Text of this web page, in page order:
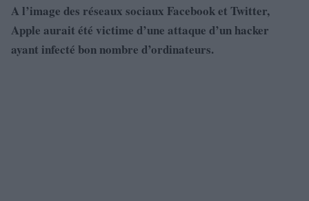
A l’image des réseaux sociaux Facebook et Twitter,
Apple aurait été victime d’une attaque d’un hacker
ayant infecté bon nombre d’ordinateurs.